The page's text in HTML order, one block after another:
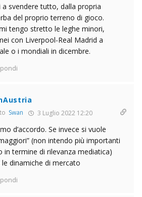
svendere tutto, dalla propria
del proprio terreno di gioco.
tengo stretto le leghe minori,
con Liverpool-Real Madrid a
o i mondiali in dicembre.
Swan 3 Luglio 2022 12:20
d’accordo. Se invece si vuole
(non intendo più importanti
in termine di rilevanza mediatica)
dinamiche di mercato